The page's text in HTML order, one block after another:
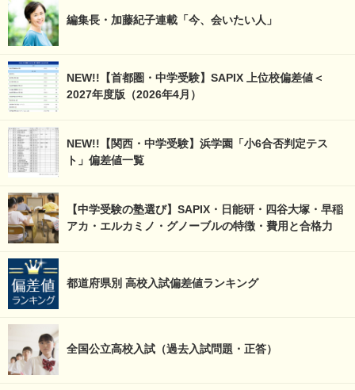
編集長・加藤紀子連載「今、会いたい人」
NEW!!【首都圏・中学受験】SAPIX 上位校偏差値＜
2027年度版（2026年4月）
NEW!!【関西・中学受験】浜学園「小6合否判定テス
ト」偏差値一覧
【中学受験の塾選び】SAPIX・日能研・四谷大塚・早稲
アカ・エルカミノ・グノーブルの特徴・費用と合格力
都道府県別 高校入試偏差値ランキング
全国公立高校入試（過去入試問題・正答）